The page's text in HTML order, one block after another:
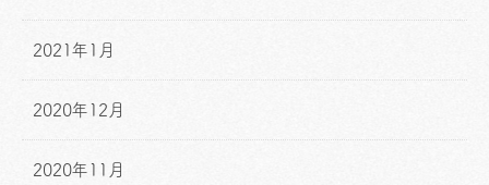
2021年1月
2020年12月
2020年11月